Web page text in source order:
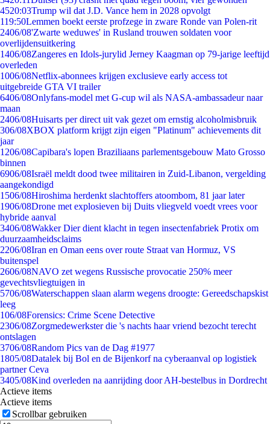
4520:03Trump wil dat J.D. Vance hem in 2028 opvolgt
119:50Lemmen boekt eerste profzege in zware Ronde van Polen-rit
2406/08'Zwarte weduwes' in Rusland trouwen soldaten voor
overlijdensuitkering
1406/08Zangeres en Idols-jurylid Jerney Kaagman op 79-jarige leeftijd
overleden
1006/08Netflix-abonnees krijgen exclusieve early access tot
uitgebreide GTA VI trailer
6406/08Onlyfans-model met G-cup wil als NASA-ambassadeur naar
maan
2406/08Huisarts per direct uit vak gezet om ernstig alcoholmisbruik
306/08XBOX platform krijgt zijn eigen "Platinum" achievements dit
jaar
1206/08Capibara's lopen Braziliaans parlementsgebouw Mato Grosso
binnen
6906/08Israël meldt dood twee militairen in Zuid-Libanon, vergelding
aangekondigd
1506/08Hiroshima herdenkt slachtoffers atoombom, 81 jaar later
1906/08Drone met explosieven bij Duits vliegveld voedt vrees voor
hybride aanval
3406/08Wakker Dier dient klacht in tegen insectenfabriek Protix om
duurzaamheidsclaims
2206/08Iran en Oman eens over route Straat van Hormuz, VS
buitenspel
2606/08NAVO zet wegens Russische provocatie 250% meer
gevechtsvliegtuigen in
5706/08Waterschappen slaan alarm wegens droogte: Gereedschapskist
leeg
106/08Forensics: Crime Scene Detective
2306/08Zorgmedewerkster die 's nachts haar vriend bezocht terecht
ontslagen
3706/08Random Pics van de Dag #1977
1805/08Datalek bij Bol en de Bijenkorf na cyberaanval op logistiek
partner Ceva
3405/08Kind overleden na aanrijding door AH-bestelbus in Dordrecht
Actieve items
Actieve items
Scrollbar gebruiken